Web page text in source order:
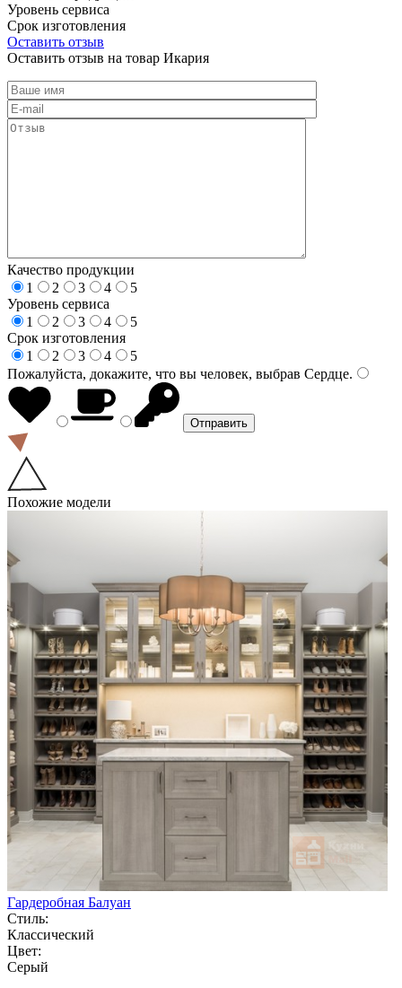
Уровень сервиса
Срок изготовления
Оставить отзыв
Оставить отзыв на товар Икария
Качество продукции
1
2 3 4
5
Уровень сервиса
1
2 3 4
5
Срок изготовления
1
2 3 4
5
Пожалуйста, докажите, что вы человек, выбрав Сердце.
Похожие модели
Гардеробная Балуан
Стиль:
Классический
Цвет:
Серый